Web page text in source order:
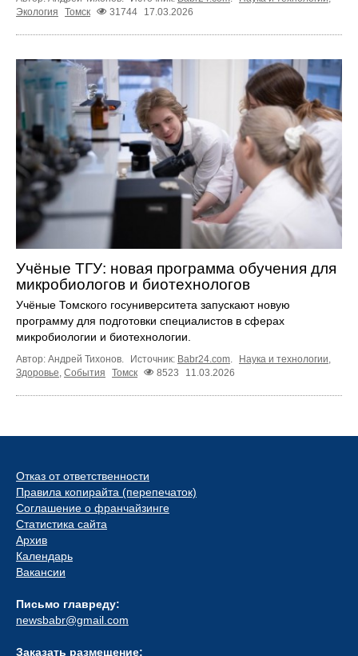
Экология
Томск 31744 17.03.2026
Учёные ТГУ: новая программа обучения для
микробиологов и биотехнологов
Учёные Томского госуниверситета запускают новую
программу для подготовки специалистов в сферах
микробиологии и биотехнологии.
Автор: Андрей Тихонов. Источник: Babr24.com Наука и технологии
Здоровье События Томск 8523 11.03.2026
Отказ от ответственности
Правила копирайта (перепечаток)
Соглашение о франчайзинге
Статистика сайта
Архив
Календарь
Вакансии
Письмо главреду:
newsbabr@gmail.com
Заказать размещение: